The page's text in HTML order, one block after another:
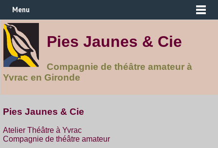
Menu
Pies Jaunes & Cie
Compagnie de théâtre amateur à
Yvrac en Gironde
Pies Jaunes & Cie
Atelier Théâtre à Yvrac
Compagnie de théâtre amateur